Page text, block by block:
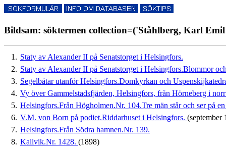
Bildsam: söktermen collection=('Ståhlberg, Karl
1. Staty av Alexander II på Senatstorget i Helsingfors.
2. Staty av Alexander II på Senatstorget i Helsingfors.Blommor
3. Segelbåtar utanför Helsingfors.Domkyrkan och
4. Vy över Gammelstadsfjärden, Helsingfors, från Hörneberg i
5. Helsingfors.Från Högholmen.Nr. 104.Tre män står och ser på
6. V.M. von Born på podiet.Riddarhuset i Helsingfors. (september
7. Helsingfors.Från Södra hamnen.Nr. 139.
8. Kallvik.Nr. 1428. (1898)